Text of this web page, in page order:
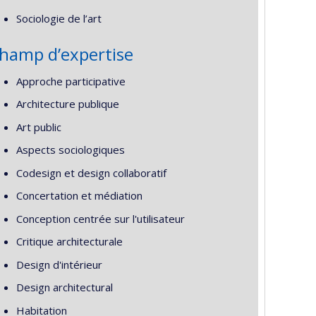
Sociologie de l’art
d’expertise
Approche participative
Architecture publique
Art public
Aspects sociologiques
Codesign et design collaboratif
Concertation et médiation
Conception centrée sur l'utilisateur
Critique architecturale
Design d'intérieur
Design architectural
Habitation